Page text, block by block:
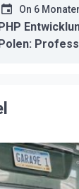
professionelle
On 6